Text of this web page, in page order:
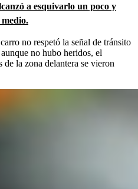
a esquivarlo un poco y
medio.
no respetó la señal de tránsito
no hubo heridos, el
la zona delantera se vieron